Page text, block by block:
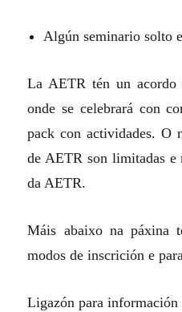
Algún seminario solto
La AETR tén un acordo
onde se celebrará con
pack con actividades. O
de AETR son limitadas e
da AETR.
Máis abaixo na páxina
modos de inscrición e
Ligazón para información